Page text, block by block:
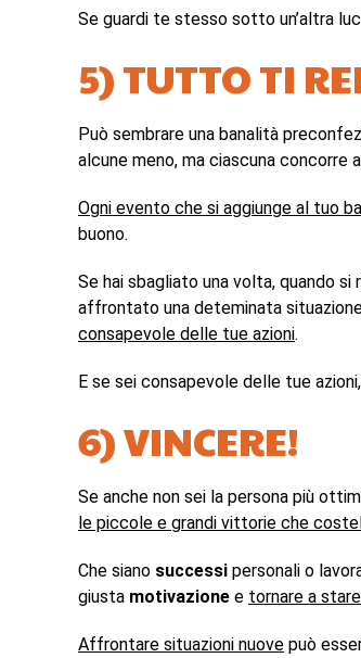
Se guardi te stesso sotto un’altra
5) TUTTO TI
Può sembrare una banalità
alcune meno, ma ciascuna concorre
Ogni evento che si aggiunge al tuo
buono.
Se hai sbagliato una volta, quando si
affrontato una deteminata
consapevole delle tue azioni.
E se sei consapevole delle tue
6) VINCERE!
Se anche non sei la persona più
le piccole e grandi vittorie che
Che siano successi personali o
giusta motivazione e tornare a
Affrontare situazioni nuove può